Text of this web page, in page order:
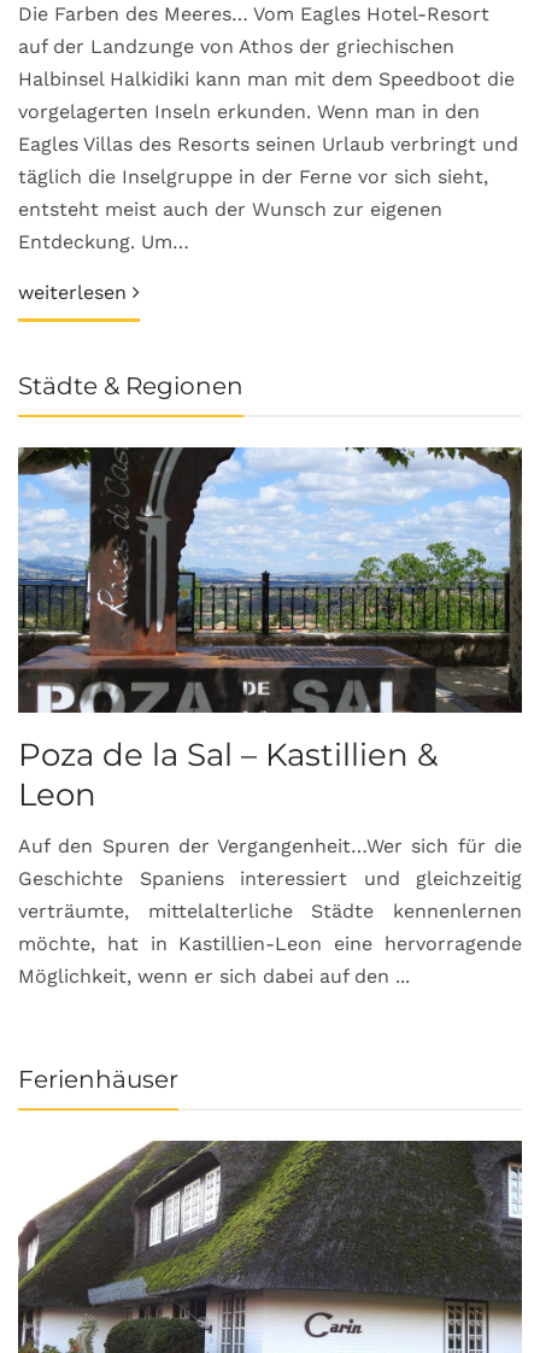
Die Farben des Meeres… Vom Eagles Hotel-Resort
auf der Landzunge von Athos der griechischen
Halbinsel Halkidiki kann man mit dem Speedboot die
vorgelagerten Inseln erkunden. Wenn man in den
Eagles Villas des Resorts seinen Urlaub verbringt und
täglich die Inselgruppe in der Ferne vor sich sieht,
entsteht meist auch der Wunsch zur eigenen
Entdeckung. Um…
weiterlesen
Städte & Regionen
Poza de la Sal – Kastillien &
Leon
Auf den Spuren der Vergangenheit…Wer sich für die
Geschichte Spaniens interessiert und gleichzeitig
verträumte, mittelalterliche Städte kennenlernen
möchte, hat in Kastillien-Leon eine hervorragende
Möglichkeit, wenn er sich dabei auf den ...
Ferienhäuser